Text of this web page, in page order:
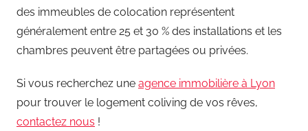
des immeubles de colocation représentent
généralement entre 25 et 30 % des installations et les
chambres peuvent être partagées ou privées.
Si vous recherchez une agence immobilière à Lyon
pour trouver le logement coliving de vos rêves,
contactez nous !